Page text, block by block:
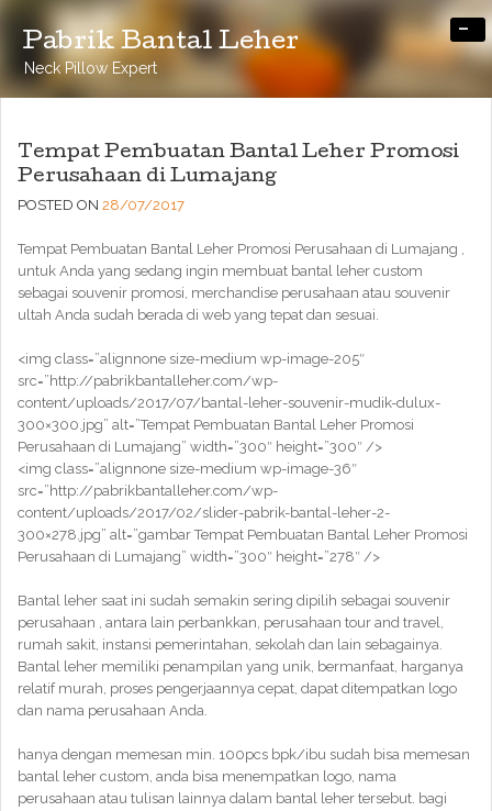
Pabrik Bantal Leher
Neck Pillow Expert
-
Tempat Pembuatan Bantal Leher Promosi
Perusahaan di Lumajang
POSTED ON 28/07/2017
Tempat Pembuatan Bantal Leher Promosi Perusahaan di Lumajang ,
untuk Anda yang sedang ingin membuat bantal leher custom
sebagai souvenir promosi, merchandise perusahaan atau souvenir
ultah Anda sudah berada di web yang tepat dan sesuai.
<img class=”alignnone size-medium wp-image-205″
src=”http://pabrikbantalleher.com/wp-
content/uploads/2017/07/bantal-leher-souvenir-mudik-dulux-
300×300.jpg” alt=”Tempat Pembuatan Bantal Leher Promosi
Perusahaan di Lumajang” width=”300″ height=”300″ />
<img class=”alignnone size-medium wp-image-36″
src=”http://pabrikbantalleher.com/wp-
content/uploads/2017/02/slider-pabrik-bantal-leher-2-
300×278.jpg” alt=”gambar Tempat Pembuatan Bantal Leher Promosi
Perusahaan di Lumajang” width=”300″ height=”278″ />
Bantal leher saat ini sudah semakin sering dipilih sebagai souvenir
perusahaan , antara lain perbankkan, perusahaan tour and travel,
rumah sakit, instansi pemerintahan, sekolah dan lain sebagainya.
Bantal leher memiliki penampilan yang unik, bermanfaat, harganya
relatif murah, proses pengerjaannya cepat, dapat ditempatkan logo
dan nama perusahaan Anda.
hanya dengan memesan min. 100pcs bpk/ibu sudah bisa memesan
bantal leher custom, anda bisa menempatkan logo, nama
perusahaan atau tulisan lainnya dalam bantal leher tersebut. bagi